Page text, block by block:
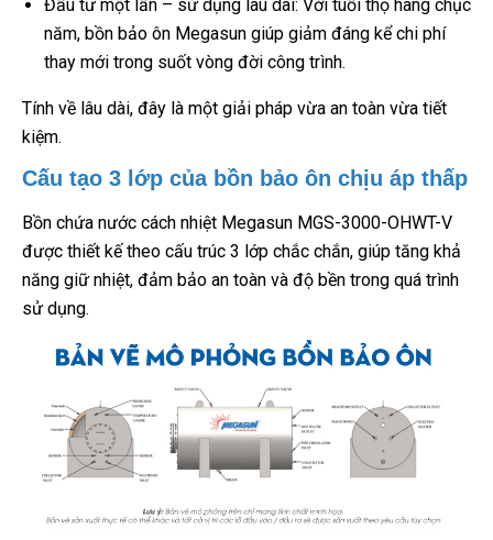
Đầu tư một lần – sử dụng lâu dài: Với tuổi thọ hàng chục
năm, bồn bảo ôn Megasun giúp giảm đáng kể chi phí
thay mới trong suốt vòng đời công trình.
Tính về lâu dài, đây là một giải pháp vừa an toàn vừa tiết
kiệm.
Cấu tạo 3 lớp của bồn bảo ôn chịu áp thấp
Bồn chứa nước cách nhiệt Megasun MGS-3000-OHWT-V
được thiết kế theo cấu trúc 3 lớp chắc chắn, giúp tăng khả
năng giữ nhiệt, đảm bảo an toàn và độ bền trong quá trình
sử dụng.